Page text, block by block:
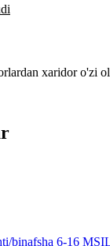
xaridor o'zi
binafsha 6-16